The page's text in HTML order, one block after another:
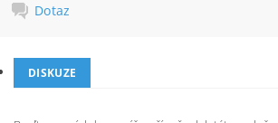
Dotaz
DISKUZE